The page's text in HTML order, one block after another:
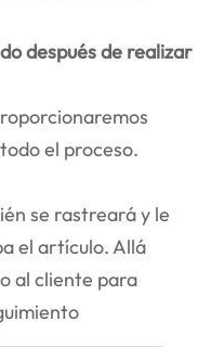
después de realizar
el proceso.
se rastreará y le
el artículo. Allá
al cliente para